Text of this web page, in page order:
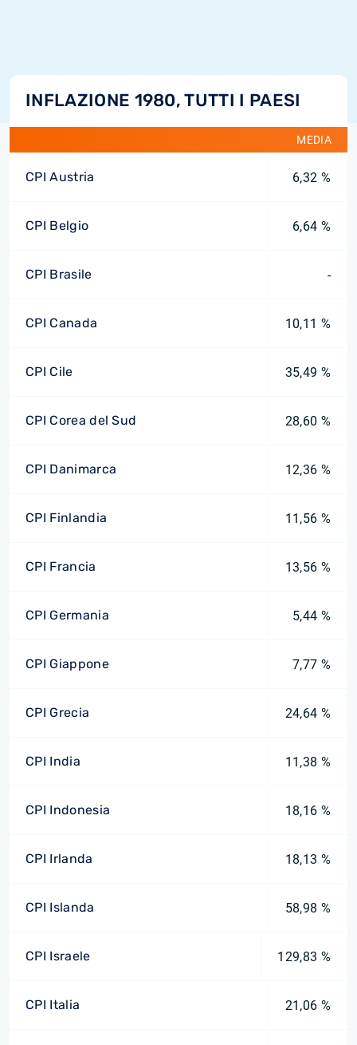
INFLAZIONE 1980, TUTTI I PAESI
MEDIA
CPI Austria 6,32 %
CPI Belgio 6,64 %
CPI Brasile -
CPI Canada 10,11 %
CPI Cile 35,49 %
CPI Corea del Sud 28,60 %
CPI Danimarca 12,36 %
CPI Finlandia 11,56 %
CPI Francia 13,56 %
CPI Germania 5,44 %
CPI Giappone 7,77 %
CPI Grecia 24,64 %
CPI India 11,38 %
CPI Indonesia 18,16 %
CPI Irlanda 18,13 %
CPI Islanda 58,98 %
CPI Israele 129,83 %
CPI Italia 21,06 %